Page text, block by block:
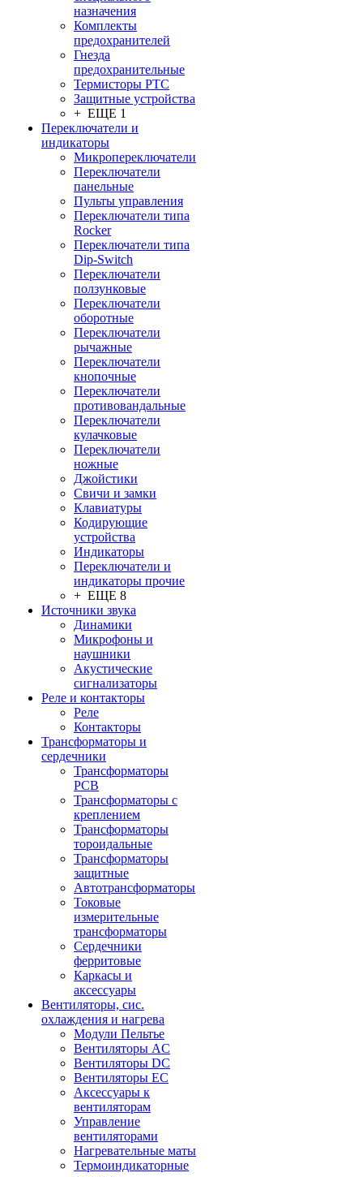
назначения
Комплекты
предохранителей
Гнезда
предохранительные
Термисторы PTC
Защитные устройства
+ ЕЩЕ 1
Переключатели и
индикаторы
Микропереключатели
Переключатели
панельные
Пульты управления
Переключатели типа
Rocker
Переключатели типа
Dip-Switch
Переключатели
ползунковые
Переключатели
оборотные
Переключатели
рычажные
Переключатели
кнопочные
Переключатели
противовандальные
Переключатели
кулачковые
Переключатели
ножные
Джойстики
Свичи и замки
Клавиатуры
Кодирующие
устройства
Индикаторы
Переключатели и
индикаторы прочие
+ ЕЩЕ 8
Источники звука
Динамики
Микрофоны и
наушники
Акустические
сигнализаторы
Реле и контакторы
Реле
Контакторы
Трансформаторы и
сердечники
Трансформаторы
PCB
Трансформаторы с
креплением
Трансформаторы
тороидальные
Трансформаторы
защитные
Автотрансформаторы
Токовые
измерительные
трансформаторы
Сердечники
ферритовые
Каркасы и
аксессуары
Вентиляторы, сис.
охлаждения и нагрева
Модули Пельтье
Вентиляторы AC
Вентиляторы DC
Вентиляторы EC
Аксессуары к
вентиляторам
Управление
вентиляторами
Нагревательные маты
Термоиндикаторные